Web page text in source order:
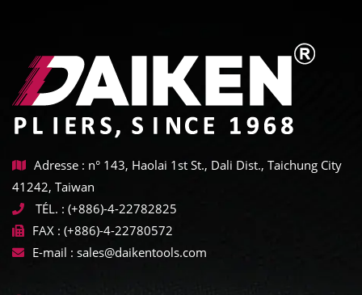
Adresse : n° 143, Haolai 1st St., Dali Dist., Taichung City
41242, Taiwan
TÉL. : (+886)-4-22782825
FAX : (+886)-4-22780572
E-mail : sales@daikentools.com